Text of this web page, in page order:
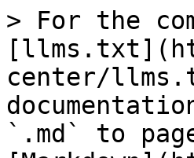
> For the
center/
`.md` to